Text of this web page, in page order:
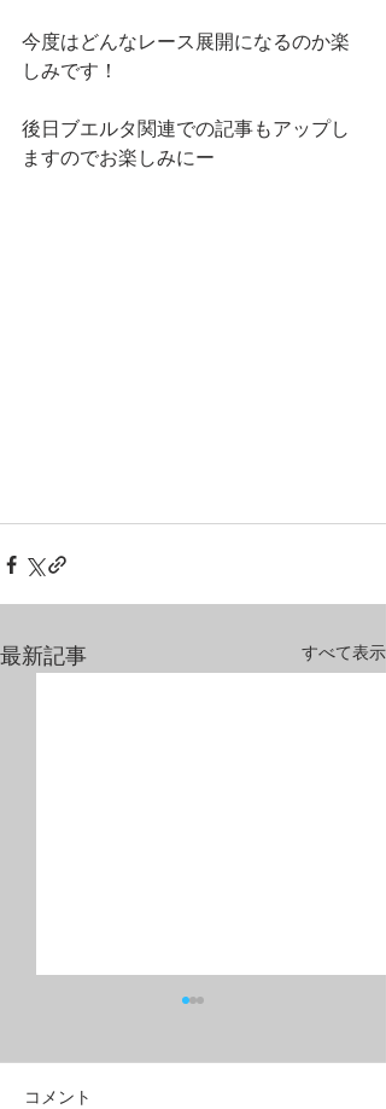
今度はどんなレース展開になるのか楽
しみです！
後日ブエルタ関連での記事もアップし
ますのでお楽しみにー
最新記事 すべて表示
コメント